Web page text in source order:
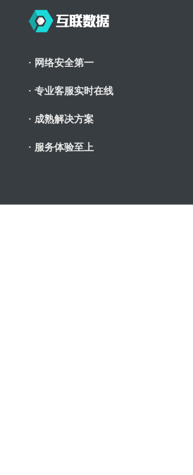
· 网络安全第一
· 专业客服实时在线
· 成熟解决方案
· 服务体验至上